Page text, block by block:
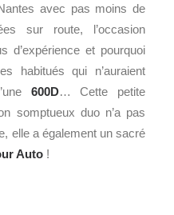
avec pas moins de
sur route, l’occasion
d’expérience et pourquoi
habitués qui n’auraient
600D… Cette petite
somptueux duo n’a pas
elle a également un sacré
Auto !